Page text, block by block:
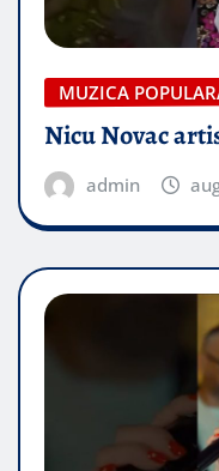
MUZICA
Nicu Novac
admin